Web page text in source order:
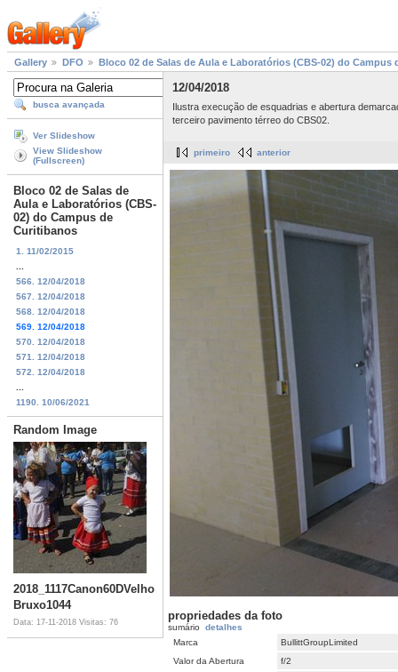
Gallery DFO Bloco 02 de Salas de Aula e Laboratórios (CBS-02) do Campus
busca avançada
Ver Slideshow
View Slideshow
(Fullscreen)
Bloco 02 de Salas de
Aula e Laboratórios (CBS-
02) do Campus de
Curitibanos
1. 11/02/2015
566. 12/04/2018
567. 12/04/2018
568. 12/04/2018
569. 12/04/2018
570. 12/04/2018
571. 12/04/2018
572. 12/04/2018
1190. 10/06/2021
Random Image
2018_1117Canon60DVelho
Bruxo1044
Data: 17-11-2018 Visitas: 76
12/04/2018
Ilustra execução de esquadrias e abertura
terceiro pavimento térreo do CBS02.
primeiro anterior
propriedades da foto
sumário detalhes
Marca
BullittGroupLimited
Valor da Abertura
f/2